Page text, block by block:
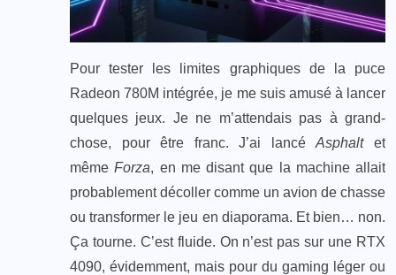
Pour tester les limites graphiques de la puce
Radeon 780M intégrée, je me suis amusé à lancer
quelques jeux. Je ne m’attendais pas à grand-
chose, pour être franc. J’ai lancéAsphaltet
mêmeForza, en me disant que la machine allait
probablement décoller comme un avion de chasse
ou transformer le jeu en diaporama. Et bien… non.
Ça tourne. C’est fluide. On n’est pas sur une RTX
4090, évidemment, mais pour du gaming léger ou